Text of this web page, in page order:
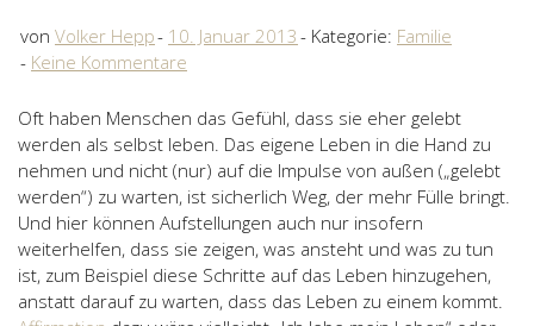
von Volker Hepp 10. Januar 2013 Kategorie: Familie
Keine Kommentare
Oft haben Menschen das Gefühl, dass sie eher gelebt
werden als selbst leben. Das eigene Leben in die Hand zu
nehmen und nicht (nur) auf die Impulse von außen („gelebt
werden“) zu warten, ist sicherlich Weg, der mehr Fülle bringt.
Und hier können Aufstellungen auch nur insofern
weiterhelfen, dass sie zeigen, was ansteht und was zu tun
ist, zum Beispiel diese Schritte auf das Leben hinzugehen,
anstatt darauf zu warten, dass das Leben zu einem kommt.